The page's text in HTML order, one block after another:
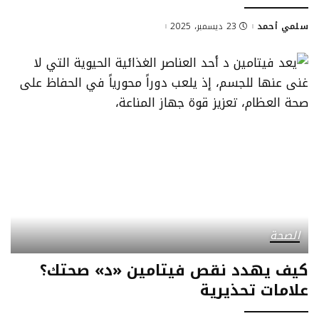
Posted
سلمي أحمد 23 ديسمبر، 2025
الصحة
كيف يهدد نقص فيتامين «د» صحتك؟
علامات تحذيرية